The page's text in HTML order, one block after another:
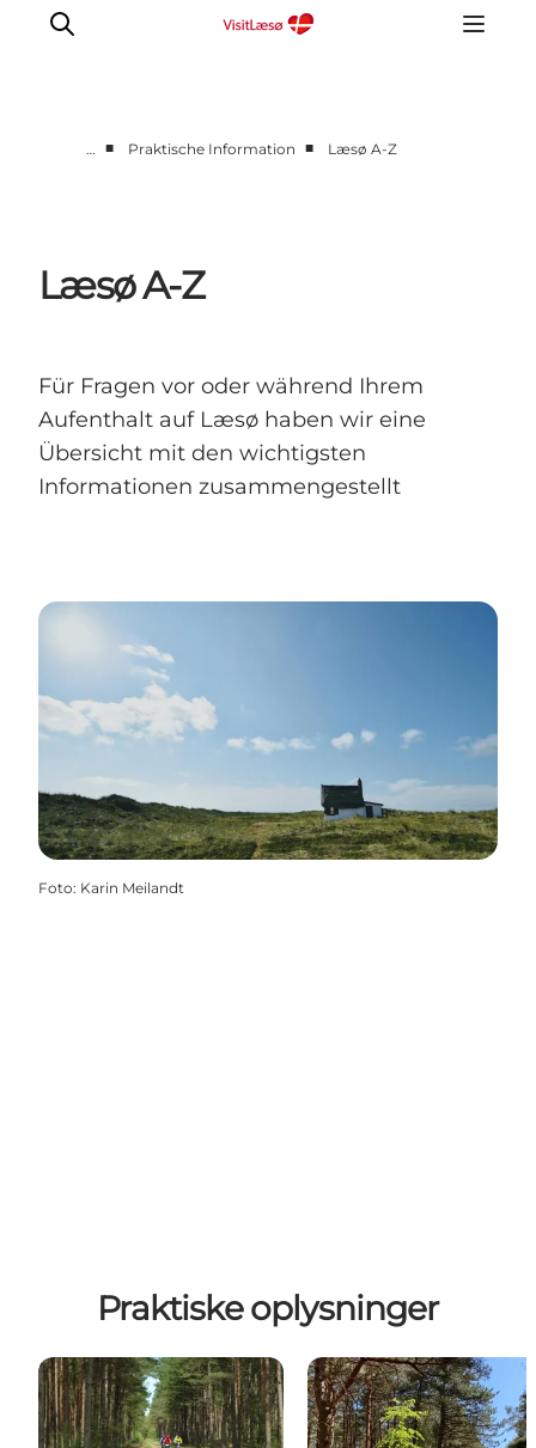
Erfahrungen
Planen Sie Ihre Reise
Restaurants
… ■ Praktische Information ■ Læsø A-Z
Læsø A-Z
Für Fragen vor oder während Ihrem
Aufenthalt auf Læsø haben wir eine
Übersicht mit den wichtigsten
Informationen zusammengestellt
Foto: Karin Meilandt
Praktiske oplysninger